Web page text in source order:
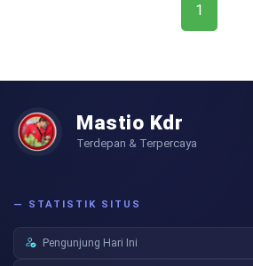
1
Mastio Kdr
Terdepan & Terpercaya
— STATISTIK SITUS
Pengunjung Hari Ini